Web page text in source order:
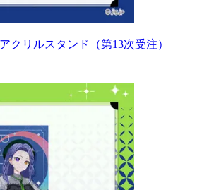
クリルスタンド（第13次受注）